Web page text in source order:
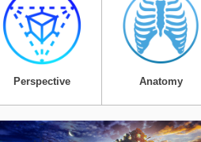
Perspective Anatomy